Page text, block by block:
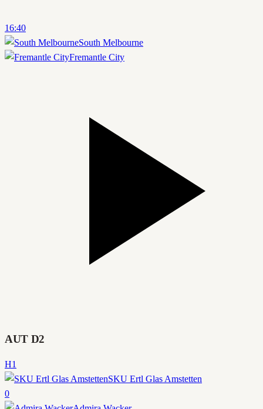
16:40
South Melbourne
Fremantle City
AUT D2
H1
SKU Ertl Glas Amstetten
0